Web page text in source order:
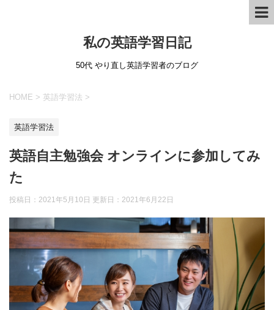
私の英語学習日記
50代 やり直し英語学習者のブログ
HOME > 英語学習法 >
英語学習法
英語自主勉強会 オンラインに参加してみ
た
投稿日：2021年5月10日 更新日： 2021年6月22日